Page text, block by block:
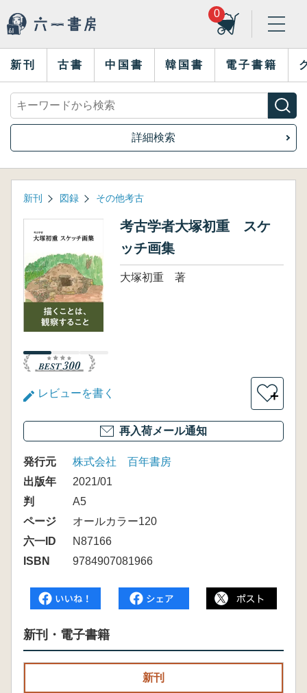
0
新刊 古書 中国書 韓国書 電子書籍
詳細検索
新刊 図録 その他考古
考古学者大塚初重 スケ
ッチ画集
大塚初重 著
レビューを書く ＋
再入荷メール通知
発行元
株式会社 百年書房
出版年
2021/01
判
A5
ページ
オールカラー120
六一ID
N87166
ISBN
9784907081966
新刊・電子書籍
新刊